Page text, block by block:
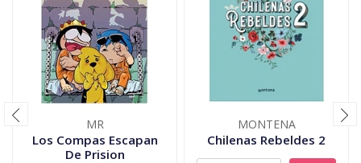
MR
Los Compas Escapan
De Prision
MONTENA
Chilenas Rebeldes 2